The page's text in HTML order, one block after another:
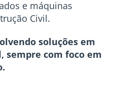
e máquinas
Civil.
soluções em
com foco em